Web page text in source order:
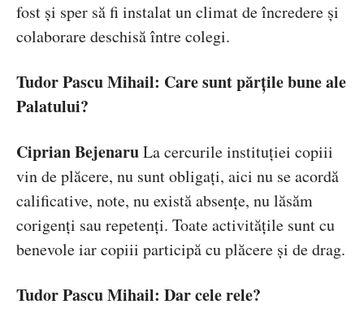
fost și sper să fi instalat un climat de încredere și
colaborare deschisă între colegi.
Tudor Pascu Mihail: Care sunt părțile bune ale
Palatului?
Ciprian BejenaruLa cercurile instituției copiii
vin de plăcere, nu sunt obligați, aici nu se acordă
calificative, note, nu există absențe, nu lăsăm
corigenți sau repetenți. Toate activitățile sunt cu
benevole iar copiii participă cu plăcere și de drag.
Tudor Pascu Mihail: Dar cele rele?